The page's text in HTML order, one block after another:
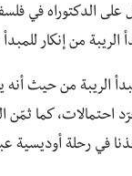
على الدكتوراه في
الريبة من إنكار
الريبة من حيث أنه
احتمالات، كما
في رحلة أوديسية